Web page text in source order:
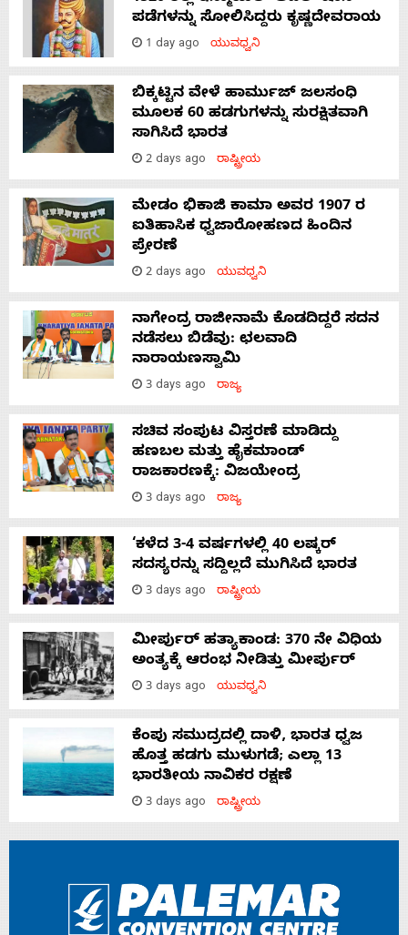
ಪಡೆಗಳನ್ನು ಸೋಲಿಸಿದ್ದರು ಕೃಷ್ಣದೇವರಾಯ
1 day ago ಯುವಧ್ವನಿ
ಬಿಕ್ಕಟ್ಟಿನ ವೇಳೆ ಹಾರ್ಮುಜ್ ಜಲಸಂಧಿ
ಮೂಲಕ 60 ಹಡಗುಗಳನ್ನು ಸುರಕ್ಷಿತವಾಗಿ
ಸಾಗಿಸಿದೆ ಭಾರತ
2 days ago ರಾಷ್ಟ್ರೀಯ
ಮೇಡಂ ಭಿಕಾಜಿ ಕಾಮಾ ಅವರ 1907 ರ
ಐತಿಹಾಸಿಕ ಧ್ವಜಾರೋಹಣದ ಹಿಂದಿನ
ಪ್ರೇರಣೆ
2 days ago ಯುವಧ್ವನಿ
ನಾಗೇಂದ್ರ ರಾಜೀನಾಮೆ ಕೊಡದಿದ್ದರೆ ಸದನ
ನಡೆಸಲು ಬಿಡೆವು: ಛಲವಾದಿ
ನಾರಾಯಣಸ್ವಾಮಿ
3 days ago ರಾಜ್ಯ
ಸಚಿವ ಸಂಪುಟ ವಿಸ್ತರಣೆ ಮಾಡಿದ್ದು
ಹಣಬಲ ಮತ್ತು ಹೈಕಮಾಂಡ್
ರಾಜಕಾರಣಕ್ಕೆ: ವಿಜಯೇಂದ್ರ
3 days ago ರಾಜ್ಯ
‘ಕಳೆದ 3-4 ವರ್ಷಗಳಲ್ಲಿ 40 ಲಷ್ಕರ್
ಸದಸ್ಯರನ್ನು ಸದ್ದಿಲ್ಲದೆ ಮುಗಿಸಿದೆ ಭಾರತ
3 days ago ರಾಷ್ಟ್ರೀಯ
ಮೀರ್ಪುರ್ ಹತ್ಯಾಕಾಂಡ: 370 ನೇ ವಿಧಿಯ
ಅಂತ್ಯಕ್ಕೆ ಆರಂಭ ನೀಡಿತ್ತು ಮೀರ್ಪುರ್
3 days ago ಯುವಧ್ವನಿ
ಕೆಂಪು ಸಮುದ್ರದಲ್ಲಿ ದಾಳಿ, ಭಾರತ ಧ್ವಜ
ಹೊತ್ತ ಹಡಗು ಮುಳುಗಡೆ; ಎಲ್ಲಾ 13
ಭಾರತೀಯ ನಾವಿಕರ ರಕ್ಷಣೆ
3 days ago ರಾಷ್ಟ್ರೀಯ